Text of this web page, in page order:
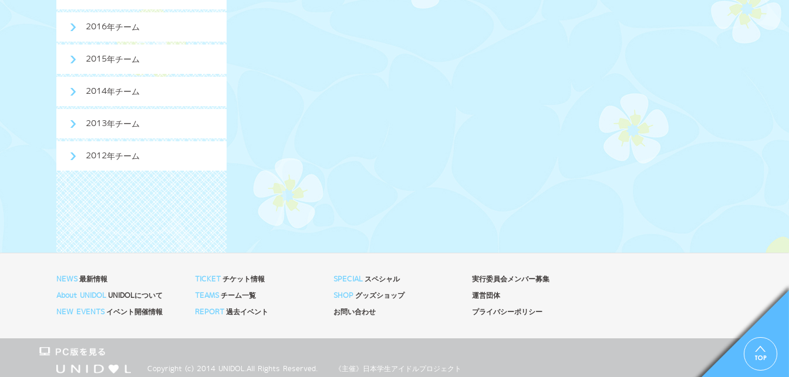
2016年チーム
2015年チーム
2014年チーム
2013年チーム
2012年チーム
NEWS 最新情報
About UNIDOL UNIDOLについて
NEW EVENTS イベント開催情報
TICKET チケット情報
TEAMS チーム一覧
REPORT 過去イベント
SPECIAL スペシャル
SHOP グッズショップ
お問い合わせ
実行委員会メンバー募集
運営団体
プライバシーポリシー
Copyright (c) 2014 UNIDOL.All Rights Reserved. 《主催》⽇本学⽣アイドルプロジェクト